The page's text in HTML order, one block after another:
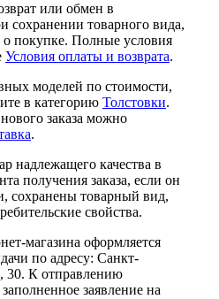
или обмен в
сохранении товарного вида,
покупке. Полные условия
Условия оплаты и возврата.
моделей по стоимости,
в категорию Толстовки.
заказа можно
.
надлежащего качества в
получения заказа, если он
сохранены товарный вид,
свойства.
магазина оформляется
по адресу: Санкт-
30. К отправлению
заявление на